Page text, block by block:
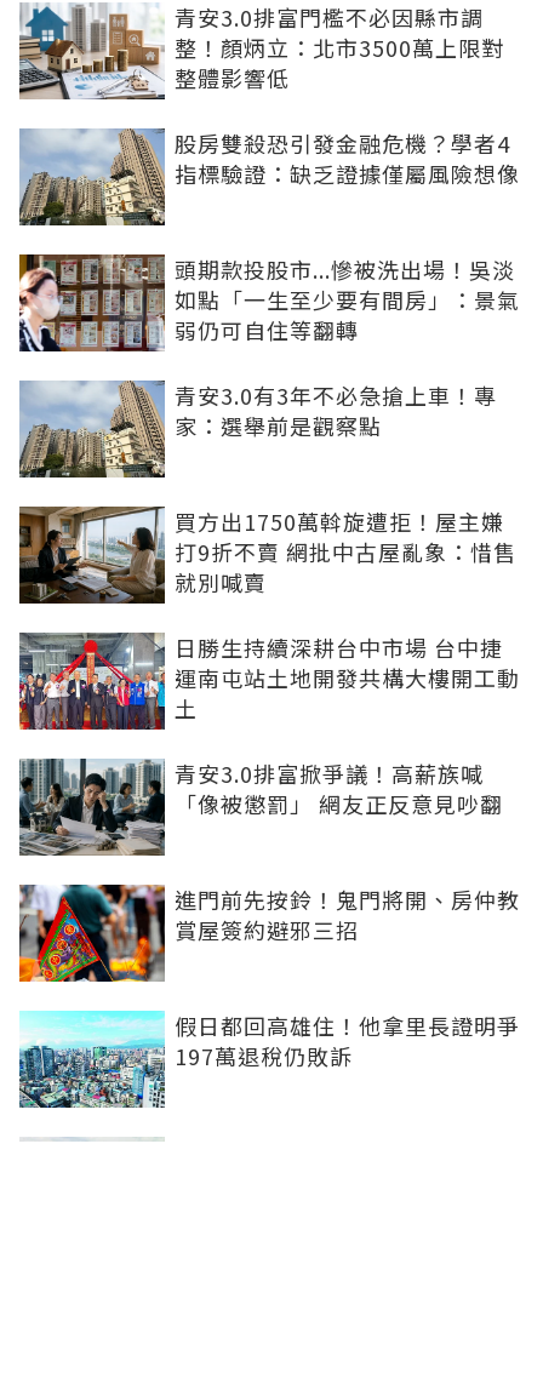
青安3.0排富門檻不必因縣市調
整！顏炳立：北市3500萬上限對
整體影響低
股房雙殺恐引發金融危機？學者4
指標驗證：缺乏證據僅屬風險想像
頭期款投股市...慘被洗出場！吳淡
如點「一生至少要有間房」：景氣
弱仍可自住等翻轉
青安3.0有3年不必急搶上車！專
家：選舉前是觀察點
買方出1750萬斡旋遭拒！屋主嫌
打9折不賣 網批中古屋亂象：惜售
就別喊賣
日勝生持續深耕台中市場 台中捷
運南屯站土地開發共構大樓開工動
土
青安3.0排富掀爭議！高薪族喊
「像被懲罰」 網友正反意見吵翻
進門前先按鈴！鬼門將開、房仲教
賞屋簽約避邪三招
假日都回高雄住！他拿里長證明爭
197萬退稅仍敗訴